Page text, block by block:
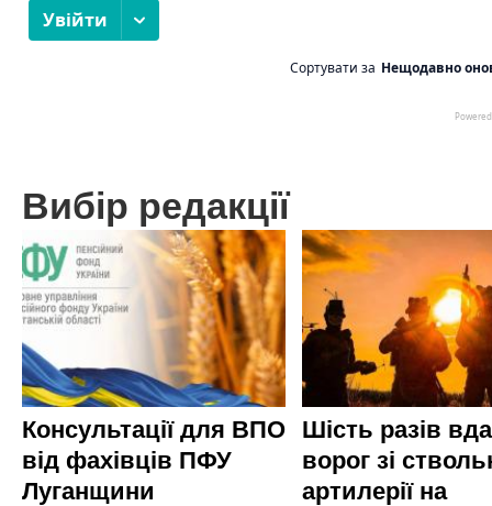
Вибір редакції
Консультації для ВПО
від фахівців ПФУ
Луганщини
Шість разів
ворог зі
артилерії на